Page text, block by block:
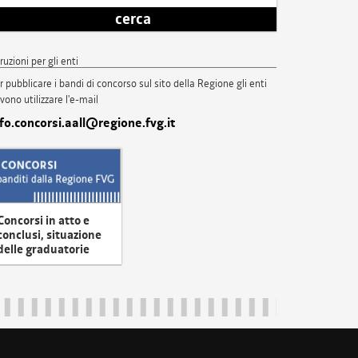
cerca
per gli enti
pubblicare i bandi di concorso sul sito della Regione gli enti
utilizzare l'e-mail
in atto e
situazione
graduatorie